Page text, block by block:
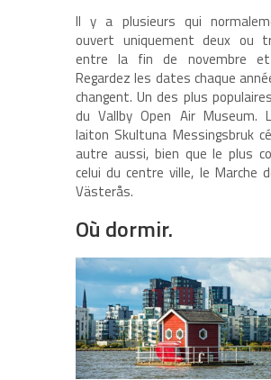
Il y a plusieurs qui
ouvert uniquement deux ou
entre la fin de novembre
Regardez les dates chaque
changent. Un des plus
du Vallby Open Air Museum.
laiton Skultuna Messingsbruk
autre aussi, bien que le plus
celui du centre ville, le Marche
Västerås.
Où dormir.